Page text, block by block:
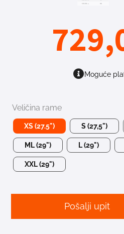
Moguće
Veličina rame
XS (27.5") S (27,5")
ML (29") L (29")
XXL (29")
729,00
Pošalji upit